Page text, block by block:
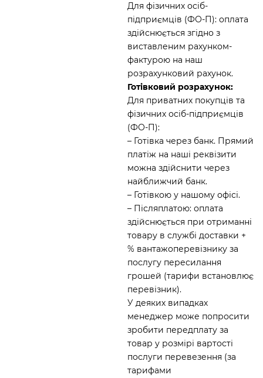
Для фізичних осіб-
підприємців (ФО-П): оплата
здійснюється згідно з
виставленим рахунком-
фактурою на наш
розрахунковий рахунок.
Готівковий розрахунок:
Для приватних покупців та
фізичних осіб-підприємців
(ФО-П):
– Готівка через банк. Прямий
платіж на наші реквізити
можна здійснити через
найближчий банк.
– Готівкою у нашому офісі.
– Післяплатою: оплата
здійснюється при отриманні
товару в службі доставки +
% вантажоперевізнику за
послугу пересилання
грошей (тарифи встановлює
перевізник).
У деяких випадках
менеджер може попросити
зробити передплату за
товар у розмірі вартості
послуги перевезення (за
тарифами